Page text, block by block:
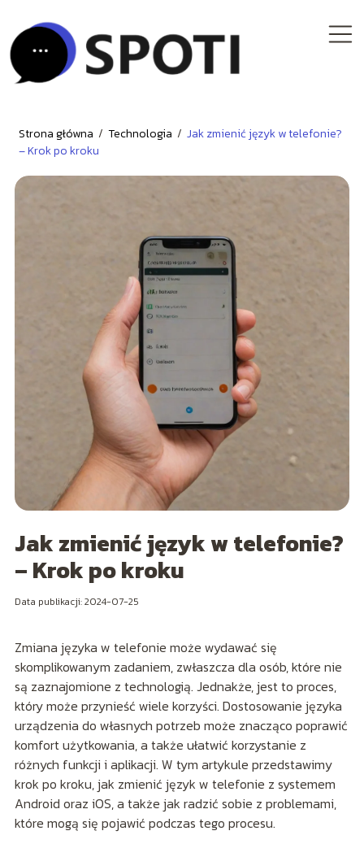
Strona główna / Technologia / Jak zmienić język w telefonie?
– Krok po kroku
Jak zmienić język w telefonie?
– Krok po kroku
Data publikacji: 2024-07-25
Zmiana języka w telefonie może wydawać się
skomplikowanym zadaniem, zwłaszcza dla osób, które nie
są zaznajomione z technologią. Jednakże, jest to proces,
który może przynieść wiele korzyści. Dostosowanie języka
urządzenia do własnych potrzeb może znacząco poprawić
komfort użytkowania, a także ułatwić korzystanie z
różnych funkcji i aplikacji. W tym artykule przedstawimy
krok po kroku, jak zmienić język w telefonie z systemem
Android oraz iOS, a także jak radzić sobie z problemami,
które mogą się pojawić podczas tego procesu.